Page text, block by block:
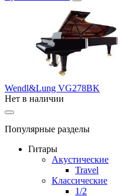
Wendl&Lung VG278BK
Нет в наличии
Популярные разделы
Гитары
Акустические
Travel
Классические
1/2